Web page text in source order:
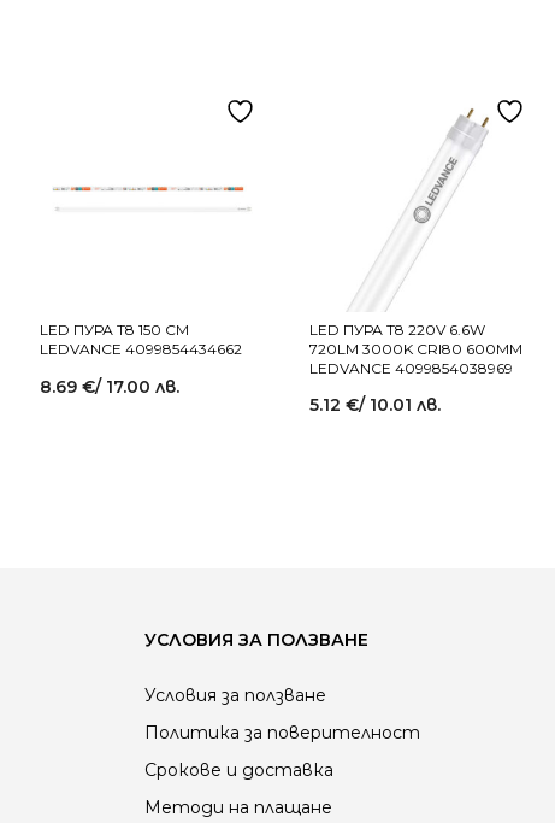
LED ПУРА T8 150 СМ
LEDVANCE 4099854434662
8.69 €/ 17.00 лв.
LED ПУРА Т8 220V 6.6W
720LM 3000K CRI80 600MM
LEDVANCE 4099854038969
5.12 €/ 10.01 лв.
УСЛОВИЯ ЗА ПОЛЗВАНЕ
Условия за ползване
Политика за поверителност
Срокове и доставка
Методи на плащане